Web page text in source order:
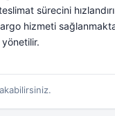
sürecini
hizmeti